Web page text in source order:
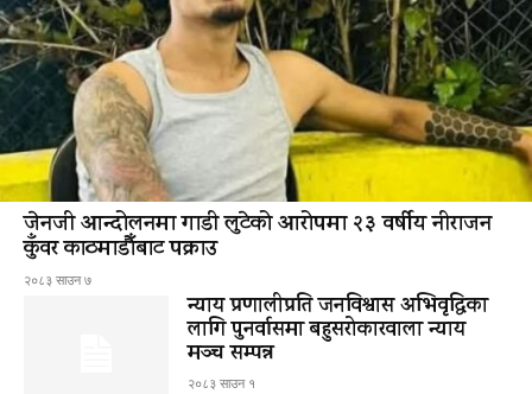
जेनजी आन्दोलनमा गाडी लुटेको आरोपमा २३ वर्षीय नीराजन
कुँवर काठमाडौँबाट पक्राउ
२०८३ साउन ७
न्याय प्रणालीप्रति जनविश्वास अभिवृद्धिका
लागि पुनर्वासमा बहुसरोकारवाला न्याय
मञ्च सम्पन्न
२०८३ साउन १